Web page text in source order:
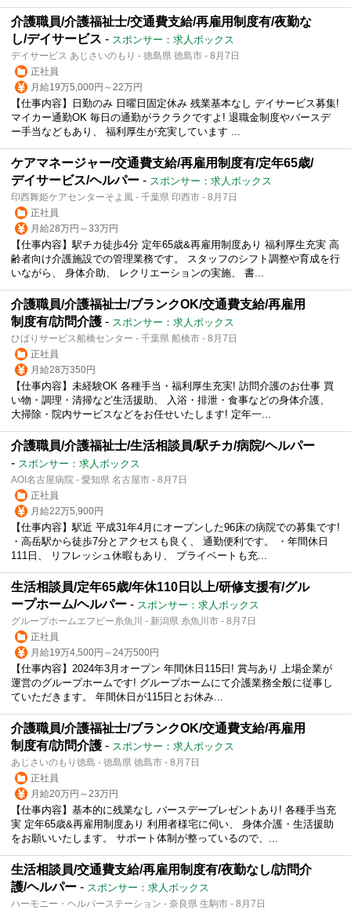
介護職員/介護福祉士/交通費支給/再雇用制度有/夜勤な
し/デイサービス - スポンサー：求人ボックス
デイサービス あじさいのもり - 徳島県 徳島市 - 8月7日
正社員
月給19万5,000円～22万円
【仕事内容】日勤のみ 日曜日固定休み 残業基本なし デイサービス募集!
マイカー通勤OK 毎日の通勤がラクラクですよ! 退職金制度やバースデ
ー手当などもあり、 福利厚生が充実しています ...
ケアマネージャー/交通費支給/再雇用制度有/定年65歳/
デイサービス/ヘルパー - スポンサー：求人ボックス
印西舞姫ケアセンターそよ風 - 千葉県 印西市 - 8月7日
正社員
月給28万円～33万円
【仕事内容】駅チカ徒歩4分 定年65歳&再雇用制度あり 福利厚生充実 高
齢者向け介護施設での管理業務です。 スタッフのシフト調整や育成を行
いながら、 身体介助、 レクリエーションの実施、 書...
介護職員/介護福祉士/ブランクOK/交通費支給/再雇用
制度有/訪問介護 - スポンサー：求人ボックス
ひばりサービス船橋センター - 千葉県 船橋市 - 8月7日
正社員
月給28万350円
【仕事内容】未経験OK 各種手当・福利厚生充実! 訪問介護のお仕事 買
い物・調理・清掃など生活援助、 入浴・排泄・食事などの身体介護、
大掃除・院内サービスなどをお任せいたします! 定年一...
介護職員/介護福祉士/生活相談員/駅チカ/病院/ヘルパー
- スポンサー：求人ボックス
AOI名古屋病院 - 愛知県 名古屋市 - 8月7日
正社員
月給22万5,900円
【仕事内容】駅近 平成31年4月にオープンした96床の病院での募集です!
・高岳駅から徒歩7分とアクセスも良く、 通勤便利です。 ・年間休日
111日、 リフレッシュ休暇もあり、 プライベートも充...
生活相談員/定年65歳/年休110日以上/研修支援有/グル
ープホーム/ヘルパー - スポンサー：求人ボックス
グループホームエフビー糸魚川 - 新潟県 糸魚川市 - 8月7日
正社員
月給19万4,500円～24万500円
【仕事内容】2024年3月オープン 年間休日115日! 賞与あり 上場企業が
運営のグループホームです! グループホームにて介護業務全般に従事し
ていただきます。 年間休日が115日とお休み...
介護職員/介護福祉士/ブランクOK/交通費支給/再雇用
制度有/訪問介護 - スポンサー：求人ボックス
あじさいのもり徳島 - 徳島県 徳島市 - 8月7日
正社員
月給20万円～23万円
【仕事内容】基本的に残業なし バースデープレゼントあり! 各種手当充
実 定年65歳&再雇用制度あり 利用者様宅に伺い、 身体介護・生活援助
をお願いいたします。 サポート体制が整っているので、...
生活相談員/交通費支給/再雇用制度有/夜勤なし/訪問介
護/ヘルパー - スポンサー：求人ボックス
ハーモニー・ヘルパーステーション - 奈良県 生駒市 - 8月7日